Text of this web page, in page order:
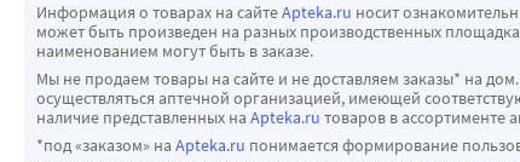
Информация о товарах на сайтеApteka.ru носит
может быть произведен на разных производственных
наименованием могут быть в заказе.
Мы не продаем товары на сайте и не доставляем заказы* на
осуществляться аптечной организацией, имеющей
наличие представленных на Apteka.ru товаров в ассортименте
*под «заказом» на Apteka.ru понимается формирование